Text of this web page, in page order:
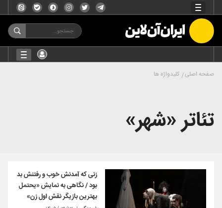
صفحه اصلی کلیدواژه ها
تئاتر «شهر»
زنی که آمدنش خوب و رفتنش بد
بود / نگاهی به نمایش «یحتمل
بهترین بازیگر نقش اول زن»